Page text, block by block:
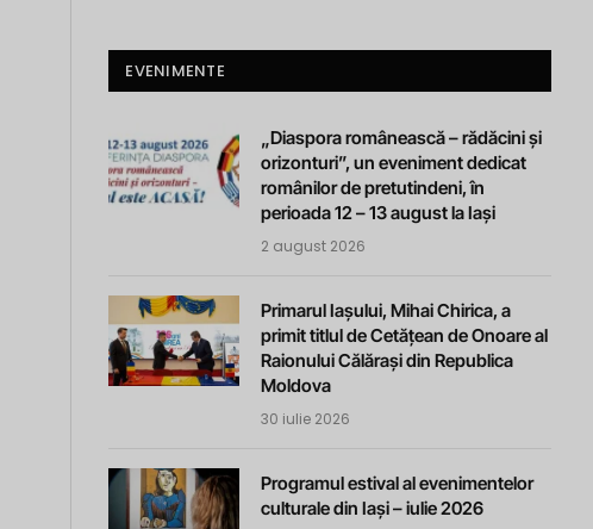
EVENIMENTE
„Diaspora românească – rădăcini și
orizonturi”, un eveniment dedicat
românilor de pretutindeni, în
perioada 12 – 13 august la Iași
2 august 2026
Primarul Iașului, Mihai Chirica, a
primit titlul de Cetățean de Onoare al
Raionului Călărași din Republica
Moldova
30 iulie 2026
Programul estival al evenimentelor
culturale din Iași – iulie 2026